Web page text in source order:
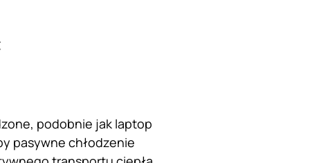
podobnie jak laptop
pasywne chłodzenie